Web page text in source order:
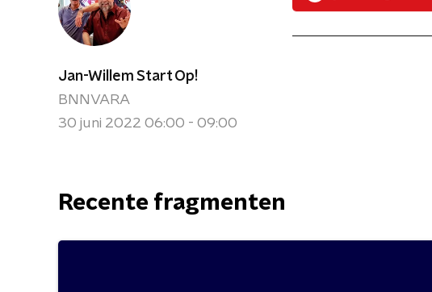
Jan-Willem Start Op!
BNNVARA
30 juni 2022 06:00 - 09:00
Recente fragmenten